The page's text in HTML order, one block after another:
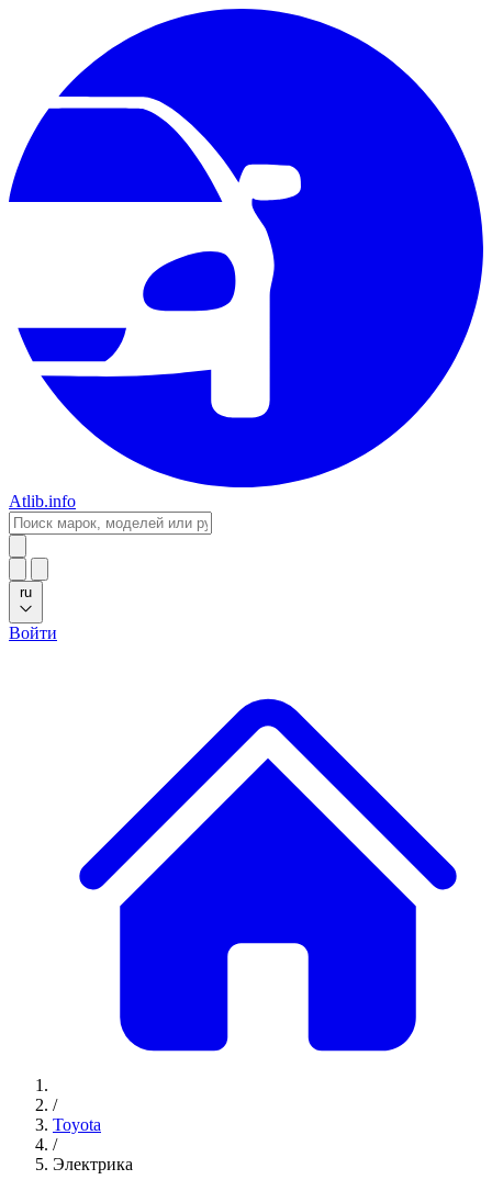
Atlib.info
ru
Войти
/
Toyota
/
Электрика